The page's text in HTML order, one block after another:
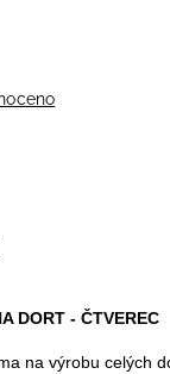
DORT - ČTVEREC
na výrobu celých